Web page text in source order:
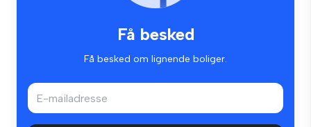
Få besked
Få besked om lignende boliger.